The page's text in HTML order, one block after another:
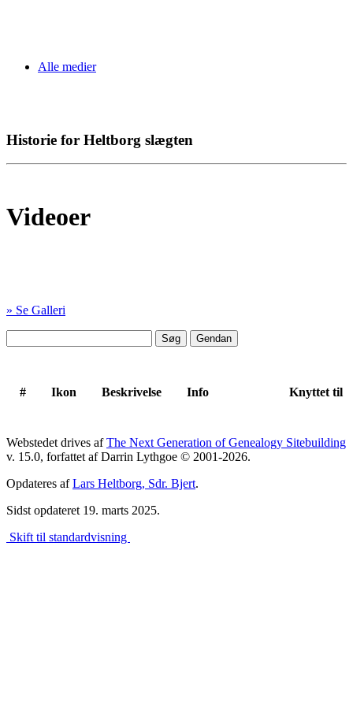
Alle medier
Historie for Heltborg slægten
Videoer
» Se Galleri
# Ikon Beskrivelse Info Knyttet til
Webstedet drives afThe Next Generation of Genealogy Sitebuilding
v. 15.0, forfattet af Darrin Lythgoe © 2001-2026.
Opdateres afLars Heltborg, Sdr. Bjert.
Sidst opdateret 19. marts 2025.
Skift til standardvisning